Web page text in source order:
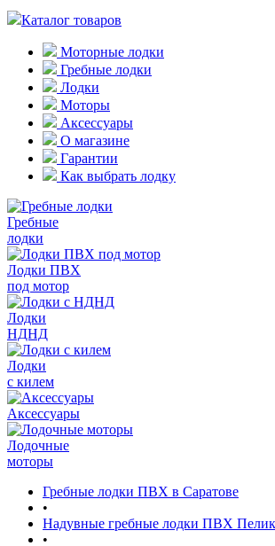
Каталог товаров
Моторные лодки
Гребные лодки
Лодки
Моторы
Аксессуары
О магазине
Гарантии
Как выбрать лодку
Гребные
лодки
Лодки ПВХ
под мотор
Лодки
НДНД
Лодки
с килем
Аксессуары
Лодочные
моторы
Гребные лодки ПВХ в Саратове
•
Надувные гребные лодки ПВХ
•